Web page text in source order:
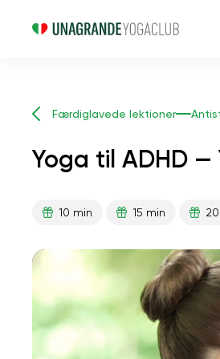
Færdiglavede lektioner
Yoga til ADHD
10 min 15 min